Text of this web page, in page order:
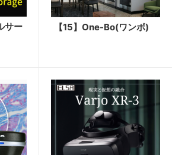
サー
【15】One-Bo(ワンボ)